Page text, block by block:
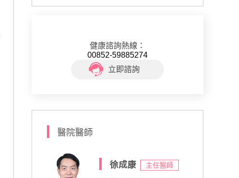
健康諮詢熱線：
00852-59885274
立即諮詢
醫院醫師
徐成康 主任醫師